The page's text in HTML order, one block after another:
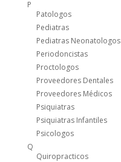
P
Patologos
Pediatras
Pediatras Neonatologos
Periodoncistas
Proctologos
Proveedores Dentales
Proveedores Médicos
Psiquiatras
Psiquiatras Infantiles
Psicologos
Q
Quiropracticos